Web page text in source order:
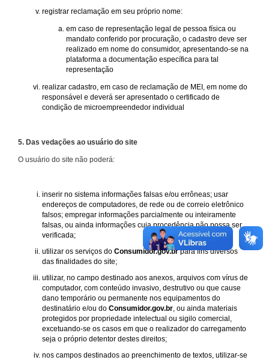
registrar reclamação em seu próprio nome:
em caso de representação legal de pessoa física ou
mandato conferido por procuração, o cadastro deve ser
realizado em nome do consumidor, apresentando-se na
plataforma a documentação específica para tal
representação
realizar cadastro, em caso de reclamação de MEI, em nome do
responsável e deverá ser apresentado o certificado de
condição de microempreendedor individual
5. Das vedações ao usuário do site
O usuário do site não poderá:
inserir no sistema informações falsas e/ou errôneas; usar
endereços de computadores, de rede ou de correio eletrônico
falsos; empregar informações parcialmente ou inteiramente
falsas, ou ainda informações cuja procedência não possa ser
verificada;
utilizar os serviços do Consumidor.gov.brpara fins diversos
das finalidades do site;
utilizar, no campo destinado aos anexos, arquivos com vírus de
computador, com conteúdo invasivo, destrutivo ou que cause
dano temporário ou permanente nos equipamentos do
destinatário e/ou do Consumidor.gov.br , ou ainda materiais
protegidos por propriedade intelectual ou sigilo comercial,
excetuando-se os casos em que o realizador do carregamento
seja o próprio detentor destes direitos;
nos campos destinados ao preenchimento de textos, utilizar-se